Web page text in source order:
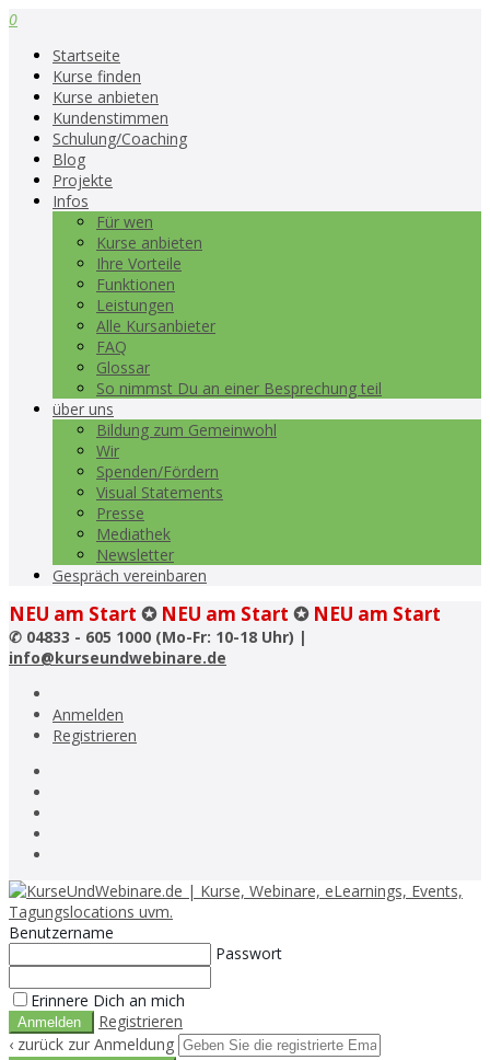
0
Startseite
Kurse finden
Kurse anbieten
Kundenstimmen
Schulung/Coaching
Blog
Projekte
Infos
Für wen
Kurse anbieten
Ihre Vorteile
Funktionen
Leistungen
Alle Kursanbieter
FAQ
Glossar
So nimmst Du an einer Besprechung teil
über uns
Bildung zum Gemeinwohl
Wir
Spenden/Fördern
Visual Statements
Presse
Mediathek
Newsletter
Gespräch vereinbaren
NEU am Start ✪ NEU am Start ✪ NEU am Start
✆ 04833 - 605 1000 (Mo-Fr: 10-18 Uhr) |
info@kurseundwebinare.de
Anmelden
Registrieren
Benutzername
Passwort
Erinnere Dich an mich
Registrieren
‹ zurück zur Anmeldung